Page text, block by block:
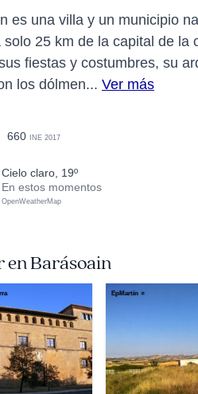
es una villa y un municipio
solo 25 km de la capital de
fiestas y costumbres, su
los dólmen... Ver más
660 INE 2017
cielo claro, 19º
En estos momentos
OpenWeatherMap
en Barásoain
EpMartín ☼